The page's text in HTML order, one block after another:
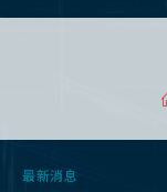
最新消息